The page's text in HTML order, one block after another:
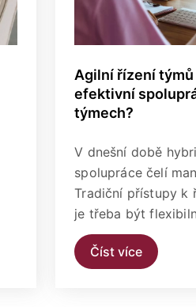
Agilní řízení týmů
efektivní
týmech?
V dnešní době
spolupráce čelí
Tradiční přístupy k
je třeba být
Číst více